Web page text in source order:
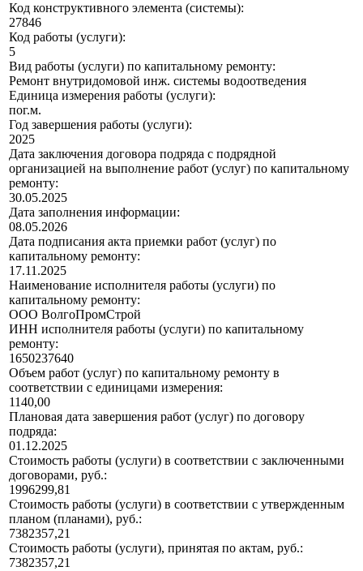
Код конструктивного элемента (системы):
27846
Код работы (услуги):
5
Вид работы (услуги) по капитальному ремонту:
Ремонт внутридомовой инж. системы водоотведения
Единица измерения работы (услуги):
пог.м.
Год завершения работы (услуги):
2025
Дата заключения договора подряда с подрядной
организацией на выполнение работ (услуг) по капитальному
ремонту:
30.05.2025
Дата заполнения информации:
08.05.2026
Дата подписания акта приемки работ (услуг) по
капитальному ремонту:
17.11.2025
Наименование исполнителя работы (услуги) по
капитальному ремонту:
ООО ВолгоПромСтрой
ИНН исполнителя работы (услуги) по капитальному
ремонту:
1650237640
Объем работ (услуг) по капитальному ремонту в
соответствии с единицами измерения:
1140,00
Плановая дата завершения работ (услуг) по договору
подряда:
01.12.2025
Стоимость работы (услуги) в соответствии с заключенными
договорами, руб.:
1996299,81
Стоимость работы (услуги) в соответствии с утвержденным
планом (планами), руб.:
7382357,21
Стоимость работы (услуги), принятая по актам, руб.:
7382357,21